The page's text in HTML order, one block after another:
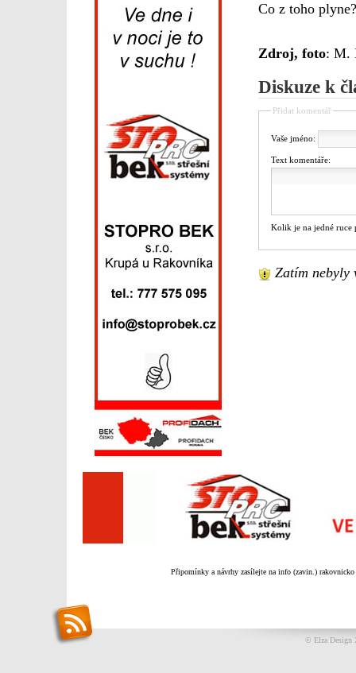
Co z toho
Zdroj, foto: M.
Diskuze k
Přidat komentář
Vaše jméno:
Text komentáře:
Kolik je na jedné ruce
Zatím nebyly
Připomínky a návrhy zasílejte na info (zavin.) rakovnicko
© Elza Design